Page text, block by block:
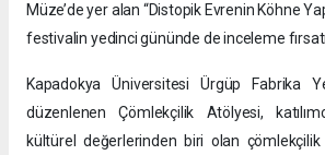
Müze’de yer alan “Distopik Evrenin Köhne
festivalin yedinci gününde de inceleme
Kapadokya Üniversitesi Ürgüp Fabrika
düzenlenen Çömlekçilik Atölyesi,
kültürel değerlerinden biri olan çömlekçilik